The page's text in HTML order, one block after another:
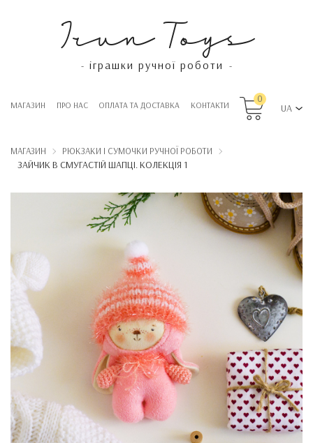
Irun Toys
- іграшки ручної роботи -
МАГАЗИН ПРО НАС OПЛАТА ТА ДОСТАВКА КОНТАКТИ
0
UA
МАГАЗИН РЮКЗАКИ І СУМОЧКИ РУЧНОЇ РОБОТИ
ЗАЙЧИК В СМУГАСТІЙ ШАПЦІ. КОЛЕКЦІЯ 1